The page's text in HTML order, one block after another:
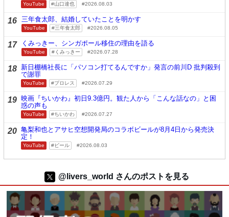
YouTube 山口達也 2026.08.03
16 三年食太郎、結婚していたことを明かす
YouTube 三年食太郎 2026.08.05
17 くみっきー、シンガポール移住の理由を語る
YouTube くみっきー 2026.07.28
18 新日棚橋社長に「パソコン打てるんですか」発言の前川D 批判殺到
で謝罪
YouTube プロレス 2026.07.29
19 映画『ちいかわ』初日9.3億円。観た人から「こんな話なの」と困
惑の声も
YouTube ちいかわ 2026.07.27
20 亀梨和也とアサヒ空想開発局のコラボビールが8月4日から発売決
定！
YouTube ビール 2026.08.03
@livers_world さんのポストを見る